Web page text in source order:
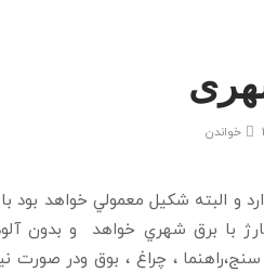
خواندن
و البته شكيل معمولي خواهد بود
با برق شهري خواهد و بدون